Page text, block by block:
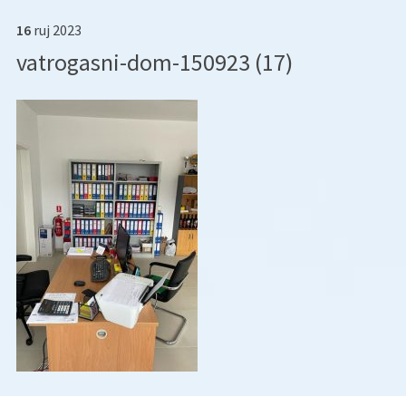
16 ruj 2023
vatrogasni-dom-150923 (17)